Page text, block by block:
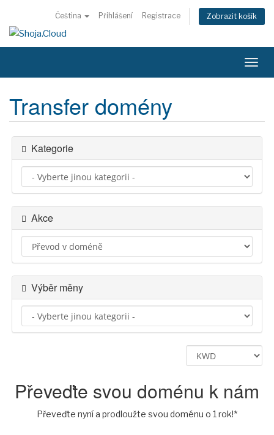
Čeština Přihlášení Registrace Zobrazit košík
Transfer domény
Kategorie
Akce
Výběr měny
Převeďte svou doménu k nám
Převeďte nyní a prodloužte svou doménu o 1 rok!*